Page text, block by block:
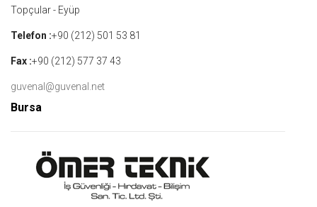
Topçular - Eyüp
Telefon :+90 (212) 501 53 81
Fax :+90 (212) 577 37 43
guvenal@guvenal.net
Bursa